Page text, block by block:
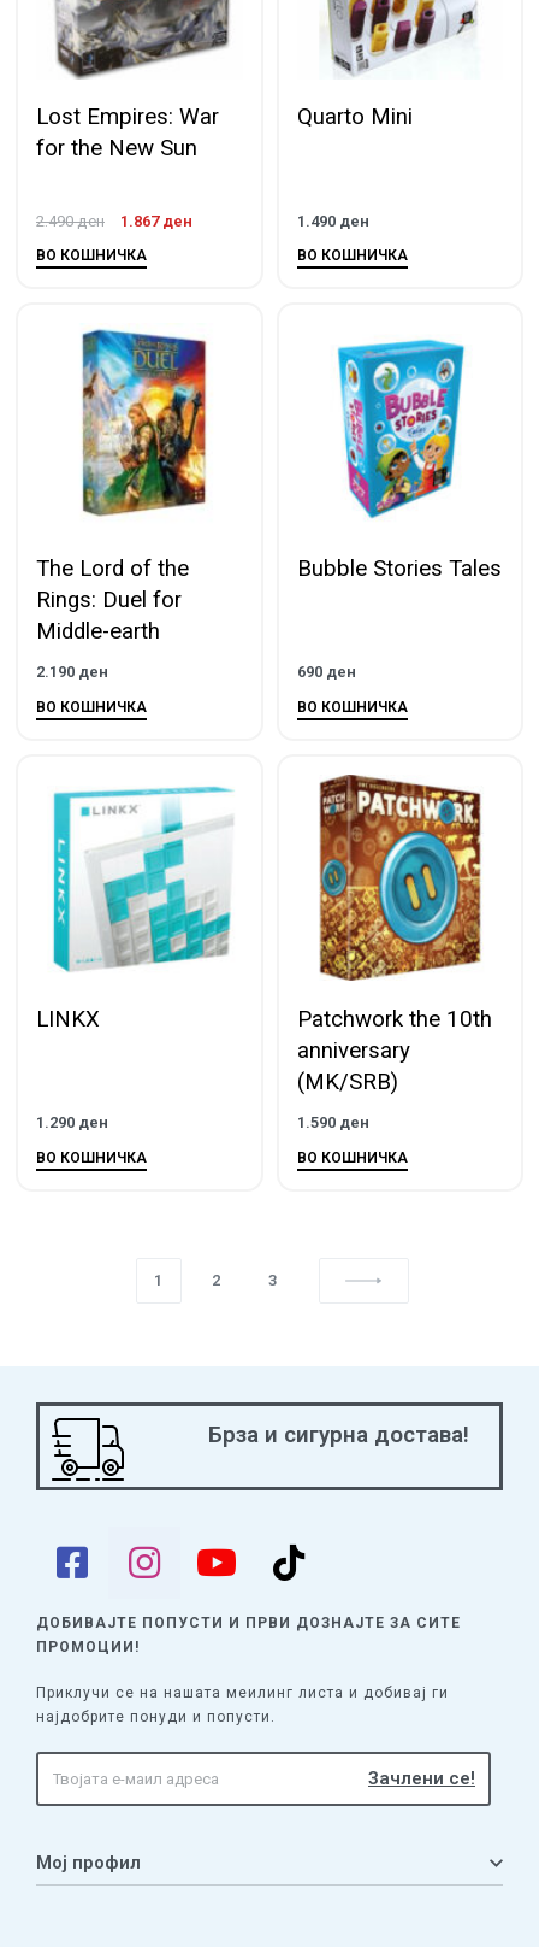
Lost Empires: War
for the New Sun
2.490ден 1.867 ден
ВО КОШНИЧКА
Quarto Mini
1.490 ден
ВО КОШНИЧКА
The Lord of the
Rings: Duel for
Middle-earth
2.190 ден
ВО КОШНИЧКА
Bubble Stories Tales
690 ден
ВО КОШНИЧКА
LINKX
1.290 ден
ВО КОШНИЧКА
Patchwork the 10th
anniversary
(MK/SRB)
1.590 ден
ВО КОШНИЧКА
1 2 3
Брза и сигурна достава!
ДОБИВАЈТЕ ПОПУСТИ И ПРВИ ДОЗНАЈТЕ ЗА СИТЕ
ПРОМОЦИИ!
Приклучи се на нашата меилинг листа и добивај ги
најдобрите понуди и попусти.
Мој профил